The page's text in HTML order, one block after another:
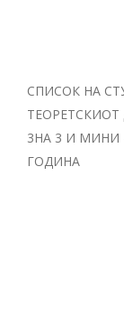
СПИСОК НА
3НА 3 И МИНИ
ГОДИНА